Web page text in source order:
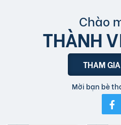
Chào
THÀNH
THAM
Mời bạn bè